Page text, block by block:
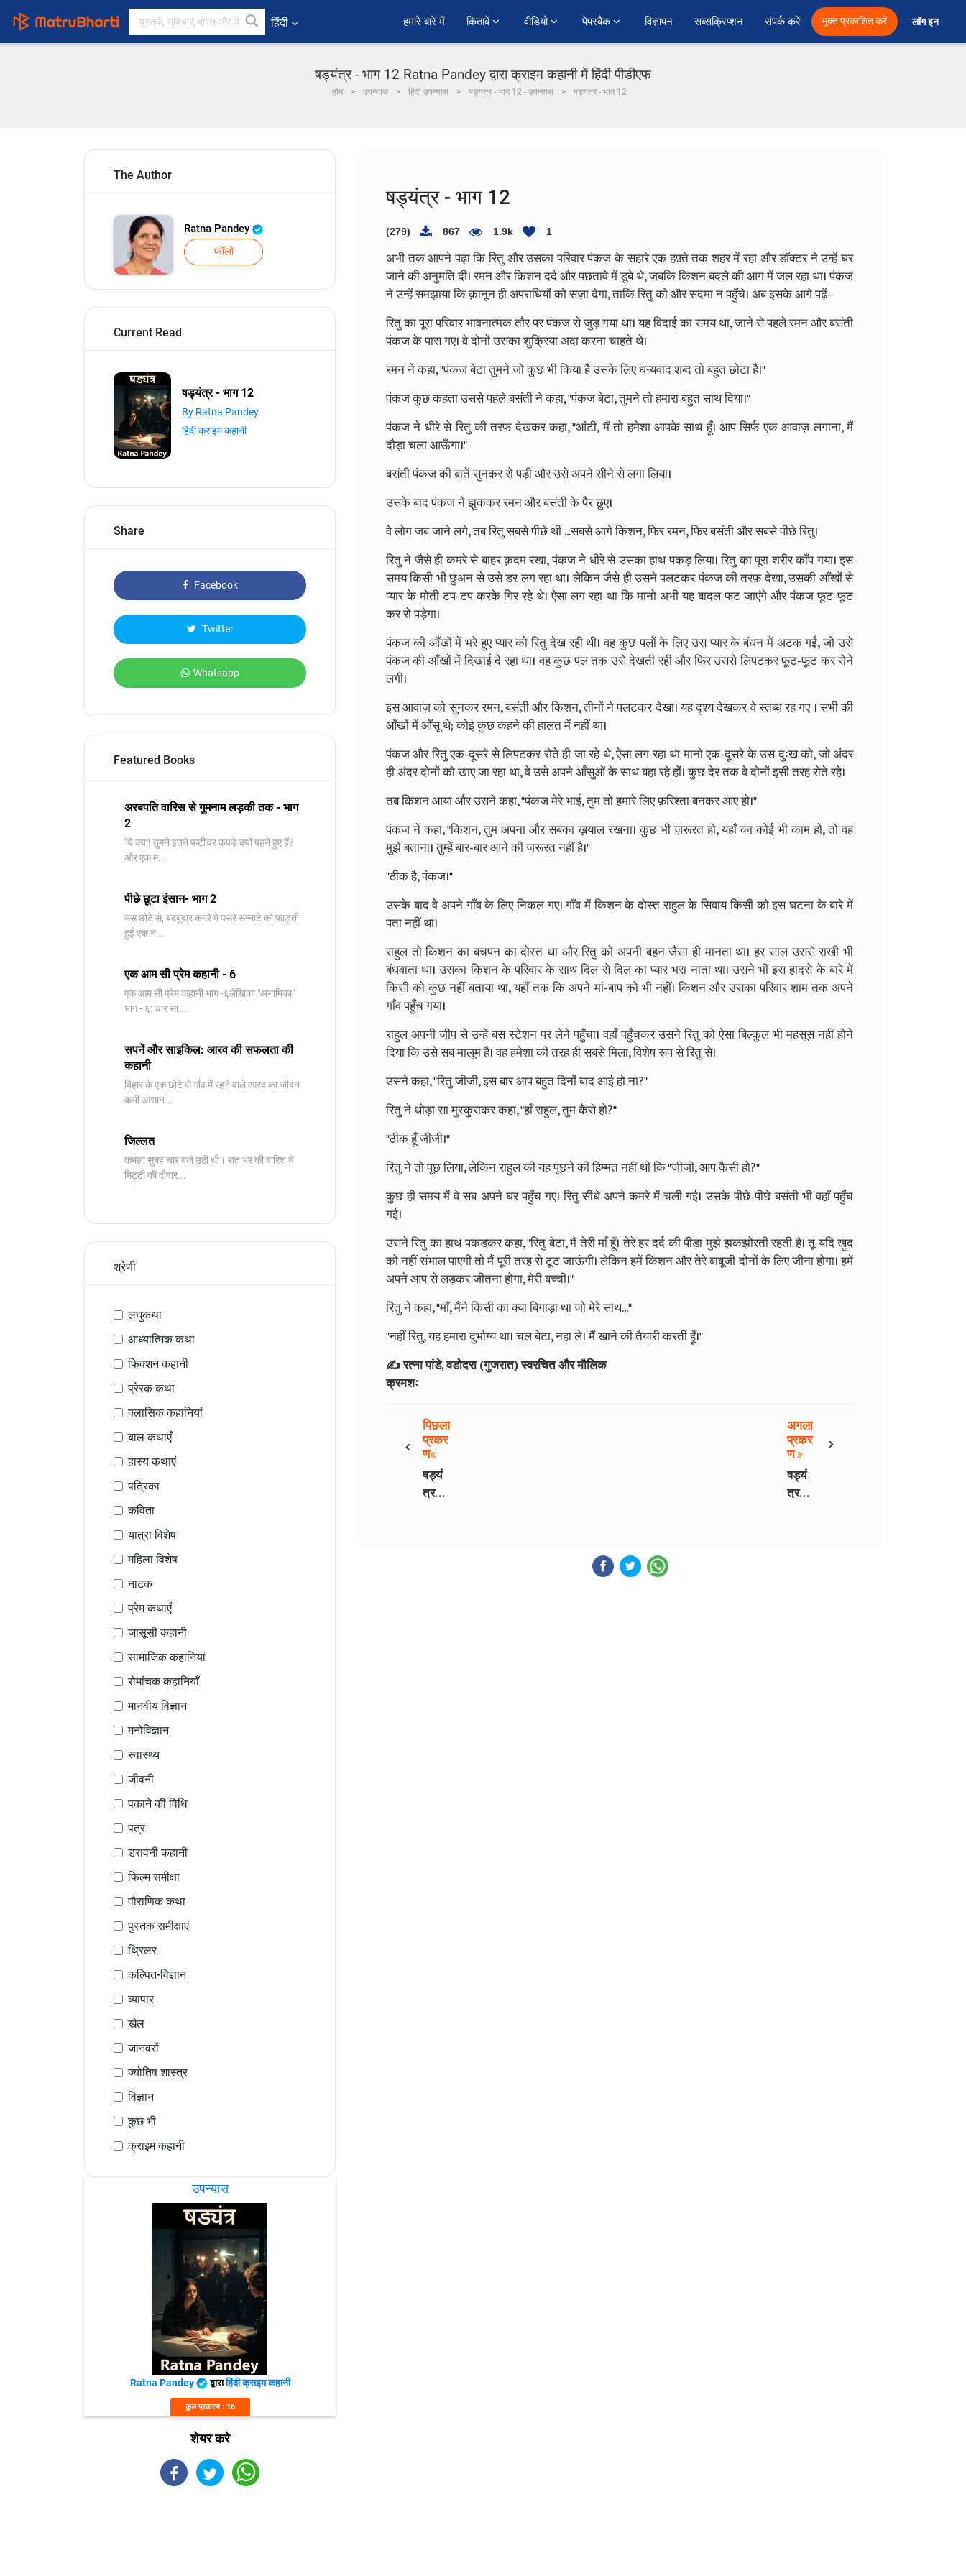
हिंदी हमारे बारे में किताबें वीडियो पेपरबैक विज्ञापन सब्सक्रिप्शन संपर्क करें मुक्त प्रकाशित करें लॉग इन
षड्यंत्र - भाग 12 Ratna Pandey द्वारा क्राइम कहानी में हिंदी पीडीएफ
होम उपन्यास हिंदी उपन्यास षड्यंत्र - भाग 12 - उपन्यास षड्यंत्र - भाग 12
The Author
Ratna Pandey
फॉलो
Current Read
षड्यंत्र - भाग 12
By Ratna Pandey
हिंदी क्राइम कहानी
Share
Facebook
Twitter
Whatsapp
Featured Books
अरबपति वारिस से गुमनाम लड़की तक - भाग
2
"ये क्या! तुमने इतने फटीचर कपड़े क्यों पहने हुए हैं?
और एक म...
पीछे छूटा इंसान- भाग 2
उस छोटे से, बदबूदार कमरे में पसरे सन्नाटे को फाड़ती
हुई एक न...
एक आम सी प्रेम कहानी - 6
​एक आम सी प्रेम कहानी भाग -६लेखिका "अनामिका"
भाग - ६: चार सा...
सपनें और साइकिल: आरव की सफलता की
कहानी
बिहार के एक छोटे से गाँव में रहने वाले आरव का जीवन
कभी आसान...
जिल्लत
कमला सुबह चार बजे उठी थी। रात भर की बारिश ने
मिट्टी की दीवार...
श्रेणी
लघुकथा
आध्यात्मिक कथा
फिक्शन कहानी
प्रेरक कथा
क्लासिक कहानियां
बाल कथाएँ
हास्य कथाएं
पत्रिका
कविता
यात्रा विशेष
महिला विशेष
नाटक
प्रेम कथाएँ
जासूसी कहानी
सामाजिक कहानियां
रोमांचक कहानियाँ
मानवीय विज्ञान
मनोविज्ञान
स्वास्थ्य
जीवनी
पकाने की विधि
पत्र
डरावनी कहानी
फिल्म समीक्षा
पौराणिक कथा
पुस्तक समीक्षाएं
थ्रिलर
कल्पित-विज्ञान
व्यापार
खेल
जानवरों
ज्योतिष शास्त्र
विज्ञान
कुछ भी
क्राइम कहानी
उपन्यास
Ratna Pandey द्वाराहिंदी क्राइम कहानी
कुल प्रकरण : 16
शेयर करे
षड्यंत्र - भाग 12
(279) 867 1.9k 1
अभी तक आपने पढ़ा कि रितु और उसका परिवार पंकज के सहारे एक हफ़्ते तक शहर में रहा और डॉक्टर ने उन्हें घर
जाने की अनुमति दी। रमन और किशन दर्द और पछतावे में डूबे थे, जबकि किशन बदले की आग में जल रहा था। पंकज
ने उन्हें समझाया कि क़ानून ही अपराधियों को सज़ा देगा, ताकि रितु को और सदमा न पहुँचे। अब इसके आगे पढ़ें-
रितु का पूरा परिवार भावनात्मक तौर पर पंकज से जुड़ गया था। यह विदाई का समय था, जाने से पहले रमन और बसंती
पंकज के पास गए। वे दोनों उसका शुक्रिया अदा करना चाहते थे।
रमन ने कहा, "पंकज बेटा तुमने जो कुछ भी किया है उसके लिए धन्यवाद शब्द तो बहुत छोटा है।"
पंकज कुछ कहता उससे पहले बसंती ने कहा, "पंकज बेटा, तुमने तो हमारा बहुत साथ दिया।"
पंकज ने धीरे से रितु की तरफ़ देखकर कहा, "आंटी, मैं तो हमेशा आपके साथ हूँ। आप सिर्फ एक आवाज़ लगाना, मैं
दौड़ा चला आऊँगा।"
बसंती पंकज की बातें सुनकर रो पड़ी और उसे अपने सीने से लगा लिया।
उसके बाद पंकज ने झुककर रमन और बसंती के पैर छुए।
वे लोग जब जाने लगे, तब रितु सबसे पीछे थी ...सबसे आगे किशन, फिर रमन, फिर बसंती और सबसे पीछे रितु।
रितु ने जैसे ही कमरे से बाहर क़दम रखा, पंकज ने धीरे से उसका हाथ पकड़ लिया। रितु का पूरा शरीर काँप गया। इस
समय किसी भी छुअन से उसे डर लग रहा था। लेकिन जैसे ही उसने पलटकर पंकज की तरफ़ देखा, उसकी आँखों से
प्यार के मोती टप-टप करके गिर रहे थे। ऐसा लग रहा था कि मानो अभी यह बादल फट जाएंगे और पंकज फूट-फूट
कर रो पड़ेगा।
पंकज की आँखों में भरे हुए प्यार को रितु देख रही थी। वह कुछ पलों के लिए उस प्यार के बंधन में अटक गई, जो उसे
पंकज की आँखों में दिखाई दे रहा था। वह कुछ पल तक उसे देखती रही और फिर उससे लिपटकर फूट-फूट कर रोने
लगी।
इस आवाज़ को सुनकर रमन, बसंती और किशन, तीनों ने पलटकर देखा। यह दृश्य देखकर वे स्तब्ध रह गए । सभी की
आँखों में आँसू थे; कोई कुछ कहने की हालत में नहीं था।
पंकज और रितु एक-दूसरे से लिपटकर रोते ही जा रहे थे, ऐसा लग रहा था मानो एक-दूसरे के उस दुःख को, जो अंदर
ही अंदर दोनों को खाए जा रहा था, वे उसे अपने आँसुओं के साथ बहा रहे हों। कुछ देर तक वे दोनों इसी तरह रोते रहे।
तब किशन आया और उसने कहा, "पंकज मेरे भाई, तुम तो हमारे लिए फ़रिश्ता बनकर आए हो।"
पंकज ने कहा, "किशन, तुम अपना और सबका ख़याल रखना। कुछ भी ज़रूरत हो, यहाँ का कोई भी काम हो, तो वह
मुझे बताना। तुम्हें बार-बार आने की ज़रूरत नहीं है।"
"ठीक है, पंकज।"
उसके बाद वे अपने गाँव के लिए निकल गए। गाँव में किशन के दोस्त राहुल के सिवाय किसी को इस घटना के बारे में
पता नहीं था।
राहुल तो किशन का बचपन का दोस्त था और रितु को अपनी बहन जैसा ही मानता था। हर साल उससे राखी भी
बंधवाता था। उसका किशन के परिवार के साथ दिल से दिल का प्यार भरा नाता था। उसने भी इस हादसे के बारे में
किसी को कुछ नहीं बताया था, यहाँ तक कि अपने मां-बाप को भी नहीं। किशन और उसका परिवार शाम तक अपने
गाँव पहुँच गया।
राहुल अपनी जीप से उन्हें बस स्टेशन पर लेने पहुँचा। वहाँ पहुँचकर उसने रितु को ऐसा बिल्कुल भी महसूस नहीं होने
दिया कि उसे सब मालूम है। वह हमेशा की तरह ही सबसे मिला, विशेष रूप से रितु से।
उसने कहा, "रितु जीजी, इस बार आप बहुत दिनों बाद आई हो ना?"
रितु ने थोड़ा सा मुस्कुराकर कहा, "हाँ राहुल, तुम कैसे हो?"
"ठीक हूँ जीजी।"
रितु ने तो पूछ लिया, लेकिन राहुल की यह पूछने की हिम्मत नहीं थी कि "जीजी, आप कैसी हो?"
कुछ ही समय में वे सब अपने घर पहुँच गए। रितु सीधे अपने कमरे में चली गई। उसके पीछे-पीछे बसंती भी वहाँ पहुँच
गई।
उसने रितु का हाथ पकड़कर कहा, "रितु बेटा, मैं तेरी माँ हूँ। तेरे हर दर्द की पीड़ा मुझे झकझोरती रहती है। तू यदि ख़ुद
को नहीं संभाल पाएगी तो मैं पूरी तरह से टूट जाऊंगी। लेकिन हमें किशन और तेरे बाबूजी दोनों के लिए जीना होगा। हमें
अपने आप से लड़कर जीतना होगा, मेरी बच्ची।"
रितु ने कहा, "माँ, मैंने किसी का क्या बिगाड़ा था जो मेरे साथ..."
"नहीं रितु, यह हमारा दुर्भाग्य था। चल बेटा, नहा ले। मैं खाने की तैयारी करती हूँ।"
✍️ रत्ना पांडे, वडोदरा (गुजरात)स्वरचित और मौलिक
क्रमशः
‹
पिछला
प्रकर
ण
षड्यं
त्र -
›
अगला
प्रकर
ण
षड्यं
त्र -